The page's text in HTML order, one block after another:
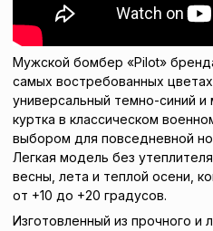
Мужской бомбер «Pilot»
самых востребованных
универсальный темно-синий
куртка в классическом
выбором для повседневной
Легкая модель без
весны, лета и теплой осени,
от +10 до +20 градусов.
Изготовленный из прочного и